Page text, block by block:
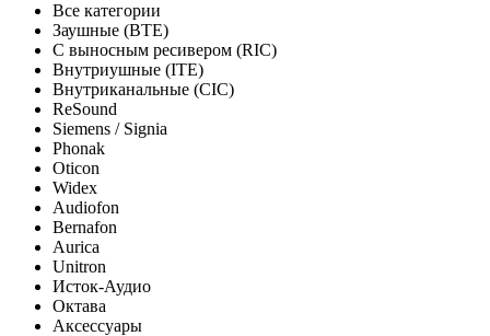
Все категории
Заушные (BTE)
С выносным ресивером (RIC)
Внутриушные (ITE)
Внутриканальные (CIC)
ReSound
Siemens / Signia
Phonak
Oticon
Widex
Audiofon
Bernafon
Aurica
Unitron
Исток-Аудио
Октава
Аксессуары